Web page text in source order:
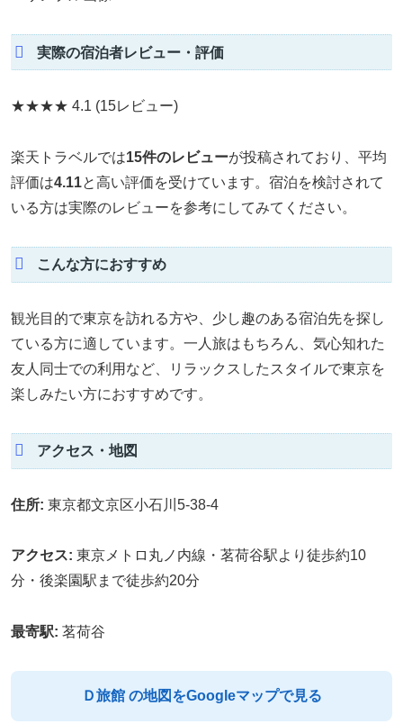
実際の宿泊者レビュー・評価
★★★★ 4.1 (15レビュー)
楽天トラベルでは15件のレビューが投稿されており、平均
評価は4.11と高い評価を受けています。宿泊を検討されて
いる方は実際のレビューを参考にしてみてください。
こんな方におすすめ
観光目的で東京を訪れる方や、少し趣のある宿泊先を探し
ている方に適しています。一人旅はもちろん、気心知れた
友人同士での利用など、リラックスしたスタイルで東京を
楽しみたい方におすすめです。
アクセス・地図
住所: 東京都文京区小石川5-38-4
アクセス: 東京メトロ丸ノ内線・茗荷谷駅より徒歩約10
分・後楽園駅まで徒歩約20分
最寄駅: 茗荷谷
Ｄ旅館 の地図をGoogleマップで見る